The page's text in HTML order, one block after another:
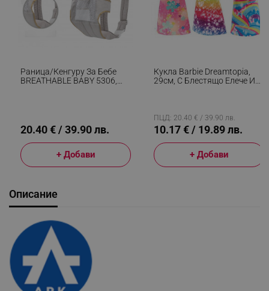
Раница/кенгуру За Бебе
BREATHABLE BABY 5306,
20.40 € / 39.90 лв.
+ Добави
Кукла Barbie Dreamtopia,
29см, С Блестящо Елече И
ПЦД: 20.40 € / 39.90 лв.
10.17 € / 19.89 лв.
+ Добави
Описание